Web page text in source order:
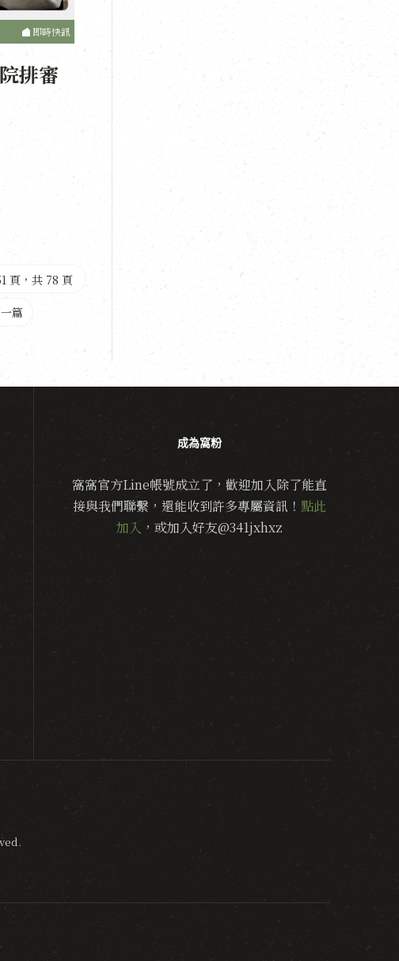
即時快訊
排審
頁，共 78 頁
篇
成為窩粉
窩窩官方Line帳號成立了，歡迎加入除了能直
接與我們聯繫，還能收到許多專屬資訊！ 點此
加入 ，或加入好友@341jxhxz